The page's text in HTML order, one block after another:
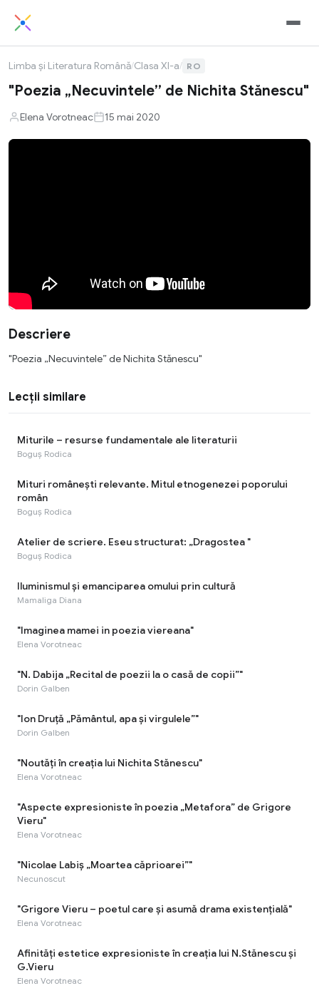
Limba și Literatura Română/Clasa XI-a/ RO
"Poezia „Necuvintele” de Nichita Stănescu"
Elena Vorotneac 15 mai 2020
Descriere
"Poezia „Necuvintele” de Nichita Stănescu"
Lecții similare
Miturile – resurse fundamentale ale literaturii
Boguș Rodica
Mituri românești relevante. Mitul etnogenezei poporului
român
Boguș Rodica
Atelier de scriere. Eseu structurat: „Dragostea "
Boguș Rodica
Iluminismul și emanciparea omului prin cultură
Mamaliga Diana
"Imaginea mamei in poezia viereana"
Elena Vorotneac
"N. Dabija „Recital de poezii la o casă de copii”"
Dorin Galben
"Ion Druță „Pământul, apa și virgulele”"
Dorin Galben
"Noutăți în creația lui Nichita Stănescu"
Elena Vorotneac
"Aspecte expresioniste în poezia „Metafora” de Grigore
Vieru"
Elena Vorotneac
"Nicolae Labiș „Moartea căprioarei”"
Necunoscut
"Grigore Vieru – poetul care și asumă drama existențială"
Elena Vorotneac
Afinități estetice expresioniste în creația lui N.Stănescu și
G.Vieru
Elena Vorotneac